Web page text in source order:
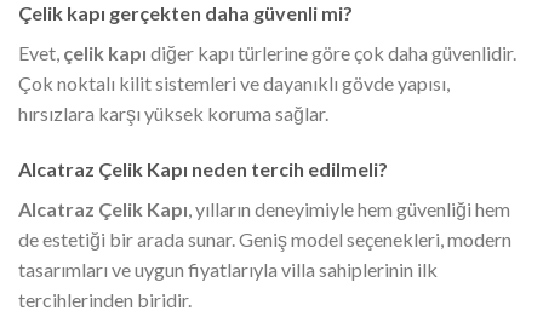
Çelik kapı gerçekten daha güvenli mi?
Evet, çelik kapı diğer kapı türlerine göre çok daha güvenlidir.
Çok noktalı kilit sistemleri ve dayanıklı gövde yapısı,
hırsızlara karşı yüksek koruma sağlar.
Alcatraz Çelik Kapı neden tercih edilmeli?
Alcatraz Çelik Kapı, yılların deneyimiyle hem güvenliği hem
de estetiği bir arada sunar. Geniş model seçenekleri, modern
tasarımları ve uygun fiyatlarıyla villa sahiplerinin ilk
tercihlerinden biridir.